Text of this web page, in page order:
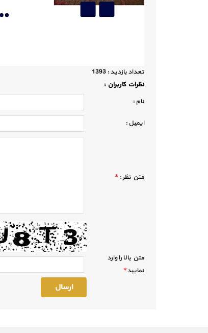
تعداد بازديد : 1393
نظرات كاربران :
نام :
ايميل :
متن نظر : *
متن بالا را وارد
نماييد*